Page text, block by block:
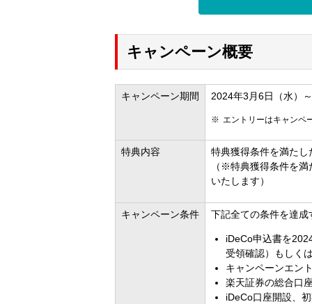
キャンペーン概要
キャンペーン期間 2024年3月6日（水）
エントリーはキャンペ
特典内容
特典獲得条件を満たし
（※特典獲得条件を
いたします）
キャンペーン条件 下記全ての条件を達成
iDeCo申込書を
受領確認）もしく
キャンペーンエン
楽天証券の総合口
iDeCo口座開設、